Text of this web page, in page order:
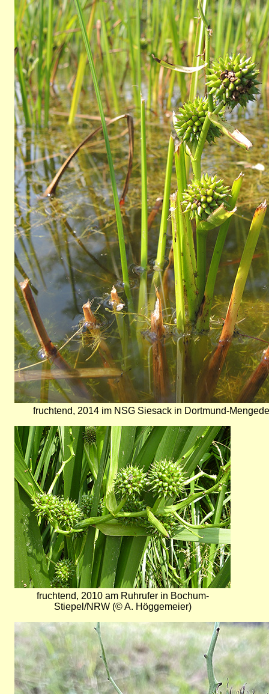
fruchtend, 2014 im NSG Siesack in Dortmund-
Bild
fruchtend, 2010 am Ruhrufer in Bochum-
Stiepel/NRW (© A. Höggemeier)
Bild